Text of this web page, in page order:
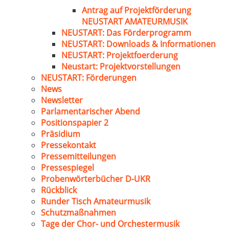
Antrag auf Projektförderung
NEUSTART AMATEURMUSIK
NEUSTART: Das Förderprogramm
NEUSTART: Downloads & Informationen
NEUSTART: Projektfoerderung
Neustart: Projektvorstellungen
NEUSTART: Förderungen
News
Newsletter
Parlamentarischer Abend
Positionspapier 2
Präsidium
Pressekontakt
Pressemitteilungen
Pressespiegel
Probenwörterbücher D-UKR
Rückblick
Runder Tisch Amateurmusik
Schutzmaßnahmen
Tage der Chor- und Orchestermusik